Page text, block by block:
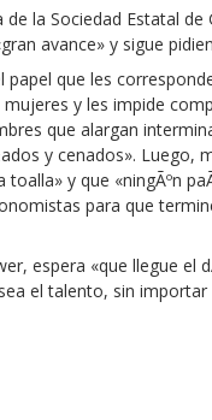
la Sociedad Estatal de
avance» y sigue
papel que les
y les impide
que alargan
y cenados». Luego,
y que «ningÃºn
para que
espera «que llegue el
el talento, sin